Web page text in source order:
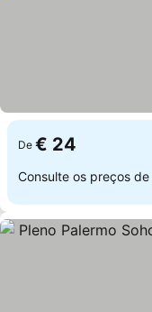
De € 24
Consulte os preços de